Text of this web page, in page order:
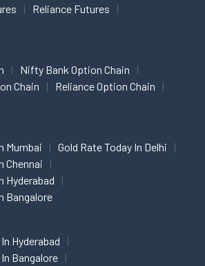
Reliance Futures
Nifty Bank Option Chain
Chain
Reliance Option Chain
Mumbai
Gold Rate Today In Delhi
Chennai
Hyderabad
Bangalore
Hyderabad
Bangalore